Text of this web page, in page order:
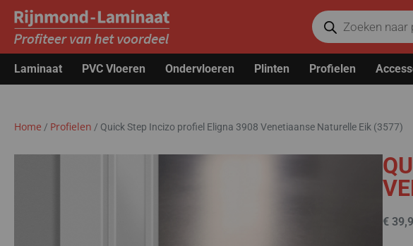
Laminaat PVC Vloeren Ondervloeren Plinten Profielen
Home / Profielen / Quick Step Incizo profiel Eligna 3908 Venetiaanse Naturelle Eik (3577)
€